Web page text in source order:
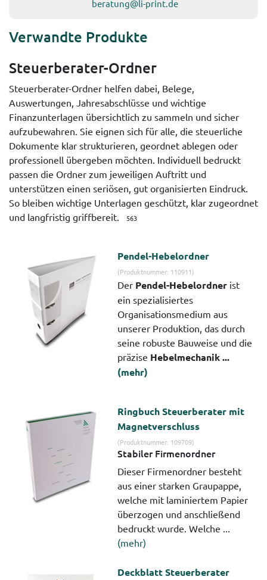
beratung@li-print.de
Verwandte Produkte
Steuerberater-Ordner
Steuerberater-Ordner helfen dabei, Belege,
Auswertungen, Jahresabschlüsse und wichtige
Finanzunterlagen übersichtlich zu sammeln und sicher
aufzubewahren. Sie eignen sich für alle, die steuerliche
Dokumente klar strukturieren, geordnet ablegen oder
professionell übergeben möchten. Individuell bedruckt
passen die Ordner zum jeweiligen Auftritt und
unterstützen einen seriösen, gut organisierten Eindruck.
So bleiben wichtige Unterlagen geschützt, klar zugeordnet
und langfristig griffbereit.
563
Pendel-Hebelordner
(Produktnummer: 110911)
Der Pendel-Hebelordner ist
ein spezialisiertes
Organisationsmedium aus
unserer Produktion, das durch
seine robuste Bauweise und die
präzise Hebelmechanik ...
(mehr)
Ringbuch Steuerberater mit
Magnetverschluss
(Produktnummer: 109709)
Stabiler Firmenordner
Dieser Firmenordner besteht
aus einer starken Graupappe,
welche mit laminiertem Papier
überzogen und anschließend
bedruckt wurde. Welche ...
(mehr)
Deckblatt Steuerberater